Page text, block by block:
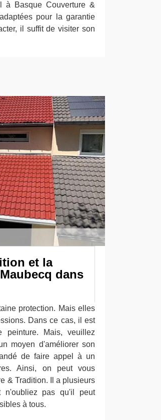
à Basque Couverture &
pour la garantie
il suffit de visiter son
et la
dans
protection. Mais elles
Dans ce cas, il est
peinture. Mais, veuillez
moyen d'améliorer son
de faire appel à un
Ainsi, on peut vous
& Tradition. Il a plusieurs
n'oubliez pas qu'il peut
à tous.